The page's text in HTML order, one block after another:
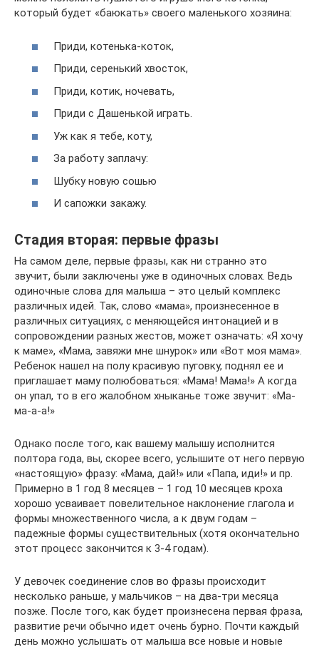
который будет «баюкать» своего маленького хозяина:
Приди, котенька-коток,
Приди, серенький хвосток,
Приди, котик, ночевать,
Приди с Дашенькой играть.
Уж как я тебе, коту,
За работу заплачу:
Шубку новую сошью
И сапожки закажу.
Стадия вторая: первые фразы
На самом деле, первые фразы, как ни странно это
звучит, были заключены уже в одиночных словах. Ведь
одиночные слова для малыша – это целый комплекс
различных идей. Так, слово «мама», произнесенное в
различных ситуациях, с меняющейся интонацией и в
сопровождении разных жестов, может означать: «Я хочу
к маме», «Мама, завяжи мне шнурок» или «Вот моя мама».
Ребенок нашел на полу красивую пуговку, поднял ее и
приглашает маму полюбоваться: «Мама! Мама!» А когда
он упал, то в его жалобном хныканье тоже звучит: «Ма-
ма-а-а!»
Однако после того, как вашему малышу исполнится
полтора года, вы, скорее всего, услышите от него первую
«настоящую» фразу: «Мама, дай!» или «Папа, иди!» и пр.
Примерно в 1 год 8 месяцев – 1 год 10 месяцев кроха
хорошо усваивает повелительное наклонение глагола и
формы множественного числа, а к двум годам –
падежные формы существительных (хотя окончательно
этот процесс закончится к 3-4 годам).
У девочек соединение слов во фразы происходит
несколько раньше, у мальчиков – на два-три месяца
позже. После того, как будет произнесена первая фраза,
развитие речи обычно идет очень бурно. Почти каждый
день можно услышать от малыша все новые и новые